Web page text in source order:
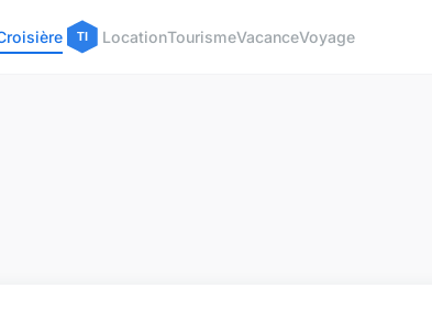
LocationTourismeVacanceVoyage